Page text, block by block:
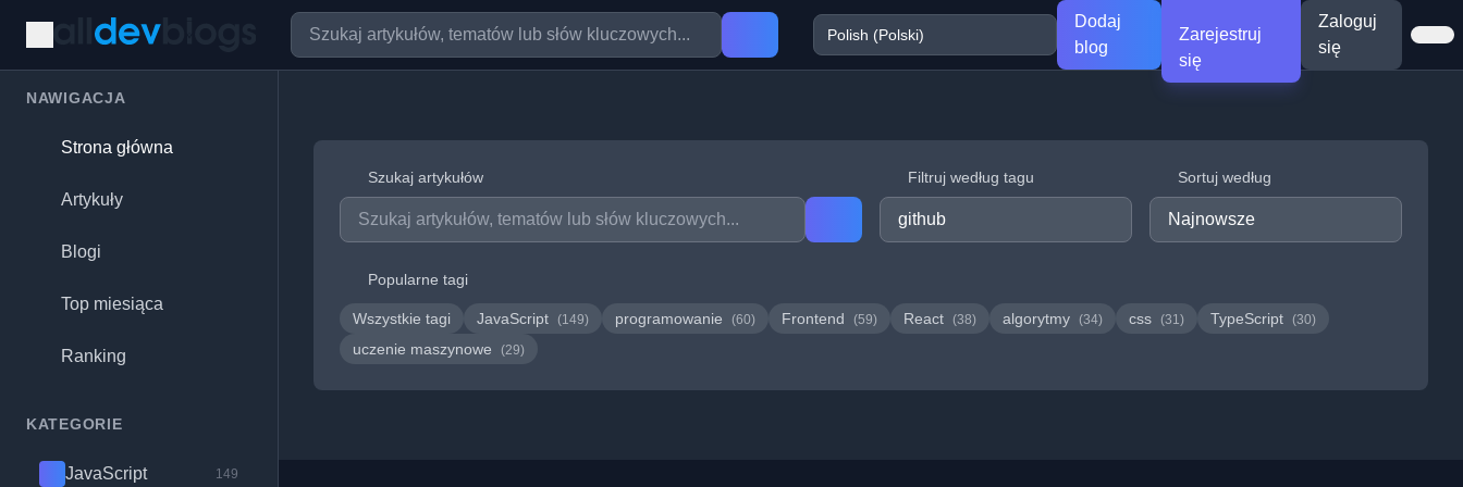
Dodaj
blog
Zarejestruj
się
Zaloguj
się
NAWIGACJA
Strona główna
Artykuły
Blogi
Top miesiąca
Ranking
KATEGORIE
JavaScript 149
Szukaj artykułów Filtruj według tagu Sortuj według
Popularne tagi
Wszystkie tagi JavaScript (149) programowanie (60) Frontend (59) React (38) algorytmy (34) css (31) TypeScript (30)
uczenie maszynowe (29)